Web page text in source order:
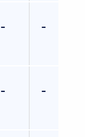
- -
- -